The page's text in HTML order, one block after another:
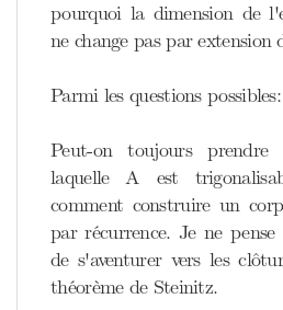
pourquoi la dimension de
ne change pas par extension
Parmi les questions possibles:
Peut-on toujours prendre
laquelle A est
comment construire un
par récurrence. Je ne
de s'aventurer vers les
théorème de Steinitz.